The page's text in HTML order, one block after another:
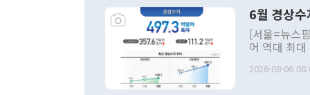
주의적 희망
관의 대북
관 부처 장
관의 무리한
다. [정동영 통일부 장관이 지난달 23일 오후 서울 종로구 정부서울청사에
6월 경상
[서울=뉴스
어 역대 최
료=한국은행] 한국은행이 6일 발표한 '2026년 6월 국제수지(잠정)'
2026-08-06